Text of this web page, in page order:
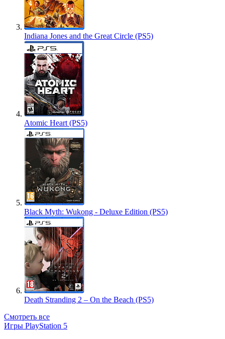
Indiana Jones and the Great Circle (PS5)
Atomic Heart (PS5)
Black Myth: Wukong - Deluxe Edition (PS5)
Death Stranding 2 – On the Beach (PS5)
Смотреть все
Игры PlayStation 5